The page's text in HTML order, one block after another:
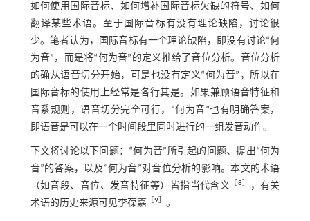
如何使用国际音标、如何增补国际音标欠缺的符号、如何
翻译某些术语。至于国际音标有没有理论缺陷，讨论很
少。笔者认为，国际音标有一个理论缺陷，即没有讨论“何
为音”，而是将“何为音”的定义推给了音位分析。音位分析
的确从语音切分开始，可是也没有定义“何为音”，所以在
国际音标的使用上经常是各行其是。如果兼顾语音特征和
音系规则，语音切分完全可行，“何为音”也有明确答案，
即语音是可以在一个时间段里同时进行的一组发音动作。
下文将讨论以下问题：“何为音”所引起的问题、提出“何为
音”的答案，以及“何为音”对音位分析的影响。本文的术语
（如音段、音位、发音特征等）皆指当代含义
8
，有关
术语的历史来源可见李葆嘉［ 9］ 。